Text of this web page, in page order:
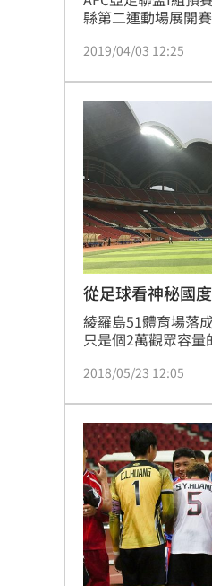
縣第二運動場展開
永盛說：「經過一
除了去年打到亞足
有最近在香港聯賽
港傑志，我們會盡
2019/04/03 12:25
從足球看神秘國
綾羅島51體育場落
只是個2萬觀眾容
體育場以16個圓拱
育場。
2018/05/23 12:05